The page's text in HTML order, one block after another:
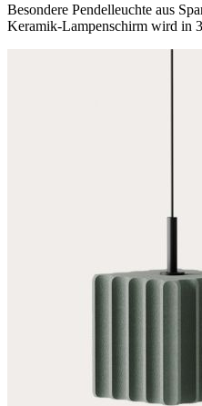
Besondere Pendelleuchte aus
Keramik-Lampenschirm wird in